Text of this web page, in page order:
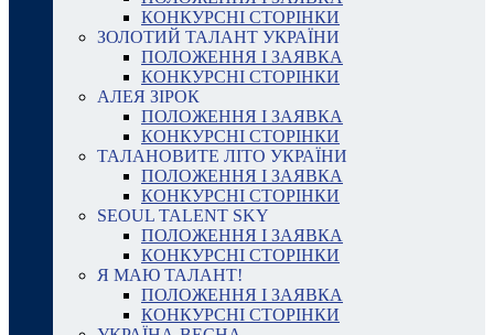
КОНКУРСНІ СТОРІНКИ
ЗОЛОТИЙ ТАЛАНТ УКРАЇНИ
ПОЛОЖЕННЯ І ЗАЯВКА
КОНКУРСНІ СТОРІНКИ
АЛЕЯ ЗІРОК
ПОЛОЖЕННЯ І ЗАЯВКА
КОНКУРСНІ СТОРІНКИ
ТАЛАНОВИТЕ ЛІТО УКРАЇНИ
ПОЛОЖЕННЯ І ЗАЯВКА
КОНКУРСНІ СТОРІНКИ
SEOUL TALENT SKY
ПОЛОЖЕННЯ І ЗАЯВКА
КОНКУРСНІ СТОРІНКИ
Я МАЮ ТАЛАНТ!
ПОЛОЖЕННЯ І ЗАЯВКА
КОНКУРСНІ СТОРІНКИ